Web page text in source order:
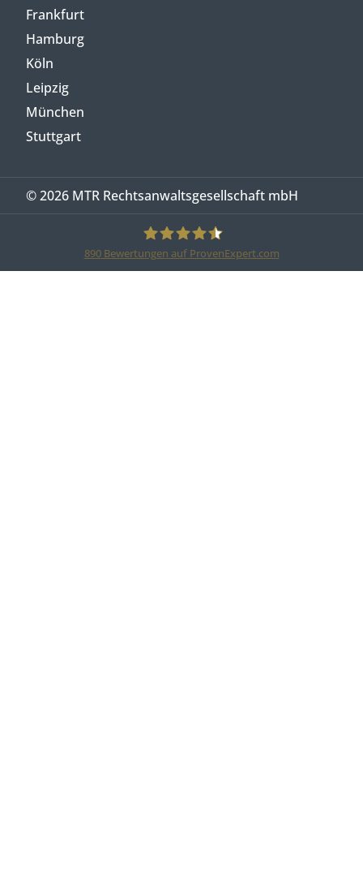
Frankfurt
Hamburg
Köln
Leipzig
München
Stuttgart
© 2026 MTR Rechtsanwaltsgesellschaft mbH
890Bewertungen auf ProvenExpert.com